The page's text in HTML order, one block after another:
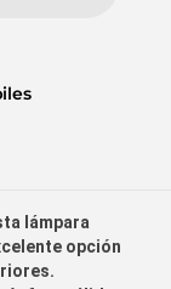
lámpara
opción